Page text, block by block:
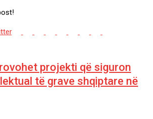
projekti që siguron
të grave shqiptare në